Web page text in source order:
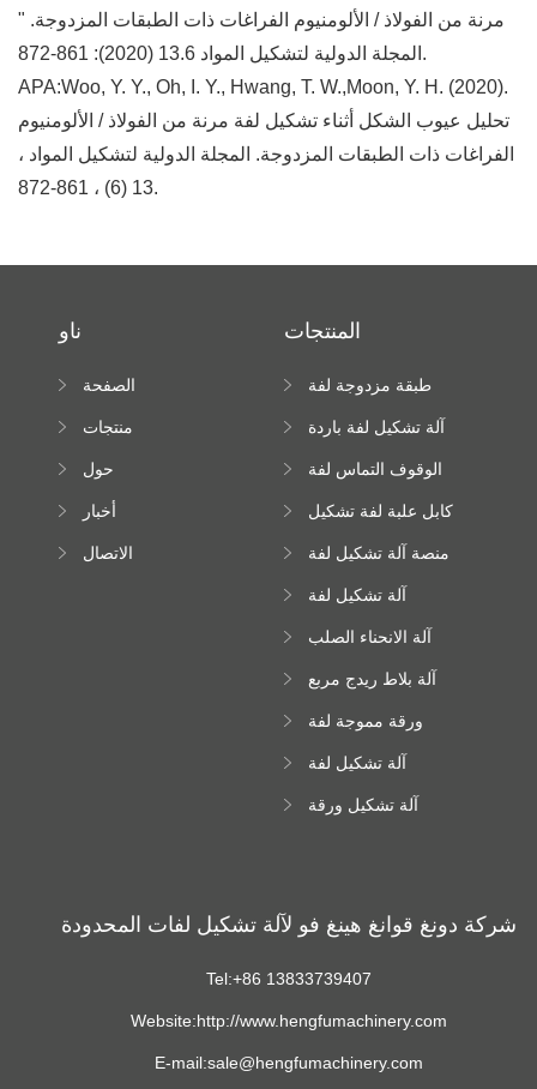
مرنة من الفولاذ / الألومنيوم الفراغات ذات الطبقات المزدوجة. "
المجلة الدولية لتشكيل المواد 13.6 (2020): 861-872.
APA:Woo, Y. Y., Oh, I. Y., Hwang, T. W.,Moon, Y. H. (2020).
تحليل عيوب الشكل أثناء تشكيل لفة مرنة من الفولاذ / الألومنيوم
الفراغات ذات الطبقات المزدوجة. المجلة الدولية لتشكيل المواد ،
13 (6) ، 861-872.
ناو
الصفحة
منتجات
حول
أخبار
الاتصال
المنتجات
طبقة مزدوجة لفة
آلة تشكيل لفة باردة
الوقوف التماس لفة
كابل علبة لفة تشكيل
منصة آلة تشكيل لفة
آلة تشكيل لفة
آلة الانحناء الصلب
آلة بلاط ريدج مربع
ورقة مموجة لفة
آلة تشكيل لفة
آلة تشكيل ورقة
شركة دونغ قوانغ هينغ فو لآلة تشكيل لفات المحدودة
Tel:+86 13833739407
Website:http://www.hengfumachinery.com
E-mail:sale@hengfumachinery.com